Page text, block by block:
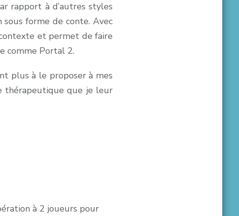
rapport à d’autres styles
forme de conte. Avec
et permet de faire
comme Portal 2.
plus à le proposer à mes
thérapeutique que je leur
à 2 joueurs pour